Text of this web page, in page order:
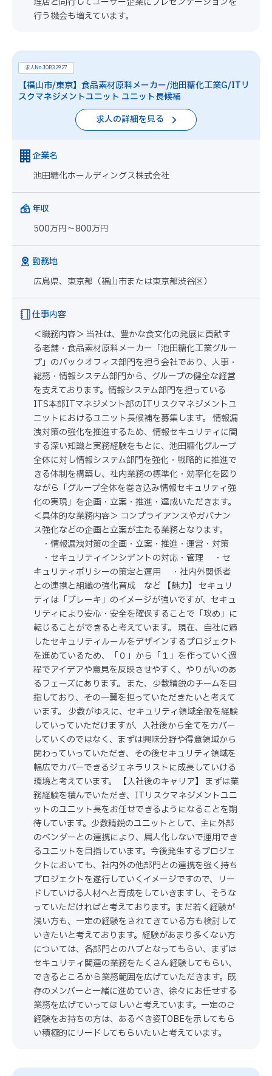
行う機会も増えています。
求人No.JOB32927
【福山市/東京】食品素材原料メーカー/池田糖化工業G/ITリ
スクマネジメントユニット ユニット長候補
求人の詳細を見る
企業名
池田糖化ホールディングス株式会社
年収
500万円～800万円
勤務地
広島県、東京都（福山市または東京都渋谷区）
仕事内容
＜職務内容＞ 当社は、豊かな食文化の発展に貢献す
る老舗・食品素材原料メーカー「池田糖化工業グルー
プ」のバックオフィス部門を担う会社であり、人事・
総務・情報システム部門から、グループの健全な経営
を支えております。情報システム部門を担っている
ITS本部ITマネジメント部のITリスクマネジメントユ
ニットにおけるユニット長候補を募集します。 情報漏
洩対策の強化を推進するため、情報セキュリティに関
する深い知識と実務経験をもとに、池田糖化グループ
全体に対し情報システム部門を強化・戦略的に推進で
きる体制を構築し、社内業務の標準化・効率化を図り
ながら「グループ全体を巻き込み情報セキュリティ強
化の実現」を企画・立案・推進・達成いただきます。
＜具体的な業務内容＞ コンプライアンスやガバナン
ス強化などの企画と立案が主たる業務となります。
・情報漏洩対策の企画・立案・推進・運営・対策
・セキュリティインシデントの対応・管理 ・セ
キュリティポリシーの策定と運用 ・社内外関係者
との連携と組織の強化育成 など 【魅力】 セキュリ
ティは「ブレーキ」のイメージが強いですが、セキュ
リティにより安心・安全を確保することで「攻め」に
転じることができると考えています。 現在、自社に適
したセキュリティルールをデザインするプロジェクト
を進めているため、「０」から「１」を作っていく過
程でアイデアや意見を反映させやすく、やりがいのあ
るフェーズにあります。 また、少数精鋭のチームを目
指しており、その一翼を担っていただきたいと考えて
います。 少数がゆえに、セキュリティ領域全般を経験
していっていただけますが、入社後から全てをカバー
していくのではなく、まずは興味分野や得意領域から
関わっていっていただき、その後セキュリティ領域を
幅広でカバーできるジェネラリストに成長していける
環境と考えています。 【入社後のキャリア】 まずは業
務経験を積んでいただき、ITリスクマネジメントユニ
ットのユニット長をお任せできるようになることを期
待しています。少数精鋭のユニットとして、主に外部
のベンダーとの連携により、属人化しないで運用でき
るユニットを目指しています。今後発生するプロジェ
クトにおいても、社内外の他部門との連携を強く持ち
プロジェクトを遂行していくイメージですので、リー
ドしていける人材へと育成をしていきますし、そうな
っていただければと考えております。まだ若く経験が
浅い方も、一定の経験をされてきている方も検討して
いきたいと考えております。経験があまり多くない方
については、各部門とのハブとなってもらい、まずは
セキュリティ関連の業務をたくさん経験してもらい、
できるところから業務範囲を広げていただきます。既
存のメンバーと一緒に進めていき、徐々にお任せする
業務を広げていってほしいと考えています。一定のご
経験をお持ちの方は、あるべき姿TOBEを示してもら
い積極的にリードしてもらいたいと考えています。